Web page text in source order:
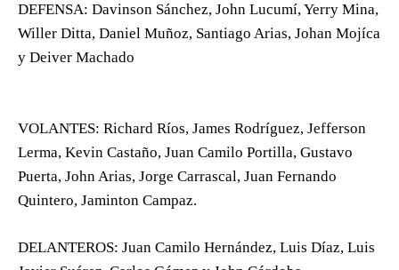
DEFENSA: Davinson Sánchez, John Lucumí, Yerry Mina,
Willer Ditta, Daniel Muñoz, Santiago Arias, Johan Mojíca
y Deiver Machado
VOLANTES: Richard Ríos, James Rodríguez, Jefferson
Lerma, Kevin Castaño, Juan Camilo Portilla, Gustavo
Puerta, John Arias, Jorge Carrascal, Juan Fernando
Quintero, Jaminton Campaz.
DELANTEROS: Juan Camilo Hernández, Luis Díaz, Luis